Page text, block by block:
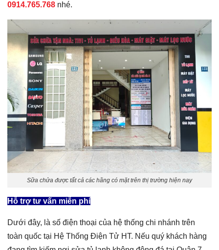
0914.765.768 nhé.
Sữa chửa được tất cả các hãng có mặt trên thị trường hiện nay
Hỗ trợ tư vấn miễn phí
Dưới đây, là số điện thoại của hệ thống chi nhánh trên
toàn quốc tại Hệ Thống Điện Tử HT. Nếu quý khách hàng